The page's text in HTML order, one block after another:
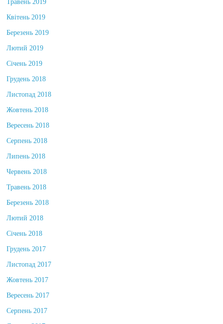
Травень 2019
Квітень 2019
Березень 2019
Лютий 2019
Січень 2019
Грудень 2018
Листопад 2018
Жовтень 2018
Вересень 2018
Серпень 2018
Липень 2018
Червень 2018
Травень 2018
Березень 2018
Лютий 2018
Січень 2018
Грудень 2017
Листопад 2017
Жовтень 2017
Вересень 2017
Серпень 2017